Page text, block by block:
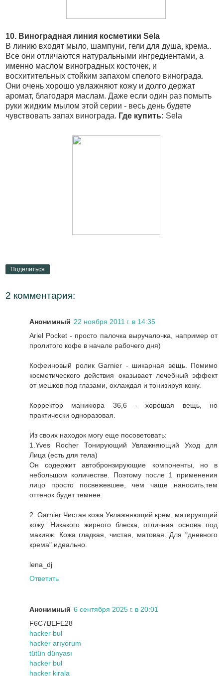
10. Виноградная линия косметики Sela
В линию входят мыло, шампуни, гели для душа, крема..
Все они отличаются натуральными ингредиентами, а
именно маслом виноградных косточек, и
восхитительных стойким запахом спелого винограда.
Они очень хорошо увлажняют кожу и долго держат
аромат, благодаря маслам. Даже если один раз помыть
руки жидким мылом этой серии - весь день будете
чувствовать запах винограда. Где купить: Sela
Поделиться
2 комментария:
Анонимный 22 ноября 2011 г. в 14:35
Ariel Pocket - просто палочка выручалочка, например от
пролитого кофе в начале рабочего дня)
Кофеиновый ролик Garnier - шикарная вещь. Помимо
косметического действия оказывает лечебный эффект
от мешков под глазами, охлаждая и тонизируя кожу.
Корректор маникюра 36,6 - хорошая вещь, но
практически одноразовая.
Из своих находок могу еще посоветовать:
1.Yves Rocher Тонирующий Увлажняющий Уход для
Лица (есть для тела)
Он содержит автобронзирующие компоненты, но в
небольшом количестве. Поэтому после 1 применения
лицо просто посвежевшее, чем чаще наносить,тем
оттенок будет темнее.
2. Garnier Чистая кожа Увлажняющий крем, матирующий
кожу. Никакого жирного блеска, отличная основа под
макияж. Кожа гладкая, чистая, матовая. Для "дневного
крема" идеально.
lena_dj
Ответить
Анонимный 6 сентября 2025 г. в 20:01
F6C7BEFE28
hacker bul
hacker arıyorum
tütün dünyası
hacker bul
hacker kirala